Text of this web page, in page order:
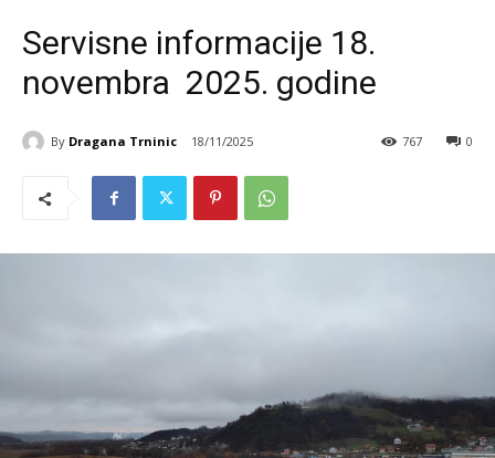
Servisne informacije 18.
novembra 2025. godine
By Dragana Trninic 18/11/2025 0
767